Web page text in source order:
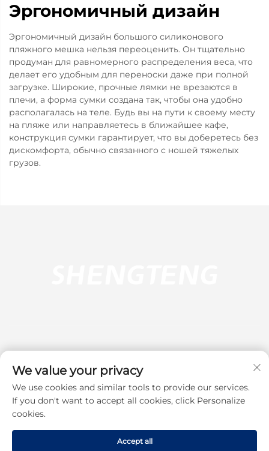
Эргономичный дизайн
Эргономичный дизайн большого силиконового
пляжного мешка нельзя переоценить. Он тщательно
продуман для равномерного распределения веса, что
делает его удобным для переноски даже при полной
загрузке. Широкие, прочные лямки не врезаются в
плечи, а форма сумки создана так, чтобы она удобно
располагалась на теле. Будь вы на пути к своему месту
на пляже или направляетесь в ближайшее кафе,
конструкция сумки гарантирует, что вы доберетесь без
дискомфорта, обычно связанного с ношей тяжелых
грузов.
Подписаться
Авторское право © 2025 Dongguan Shengteng Plastic Hardware
Products Co., Ltd. Все права защищены.
We value your privacy
We use cookies and similar tools to provide our services.
If you don't want to accept all cookies, click Personalize
cookies.
Accept all